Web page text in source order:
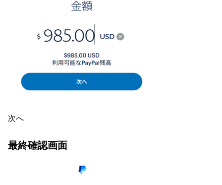
次へ
最終確認画面